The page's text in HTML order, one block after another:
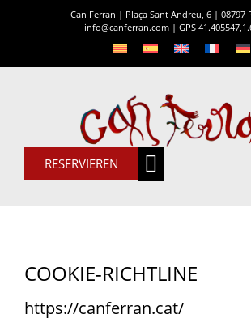
Can Ferran | Plaça Sant Andreu, 6 | 08797
info@canferran.com | GPS
RESERVIEREN
COOKIE-RICHTLINE
https://canferran.cat/